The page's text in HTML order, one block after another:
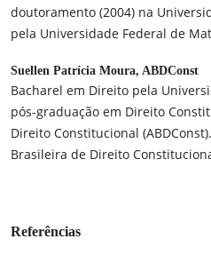
doutoramento (2004) na
pela Universidade Federal de
Suellen Patrícia Moura, ABDConst
Bacharel em Direito pela
pós-graduação em Direito
Direito Constitucional
Brasileira de Direito
Referências